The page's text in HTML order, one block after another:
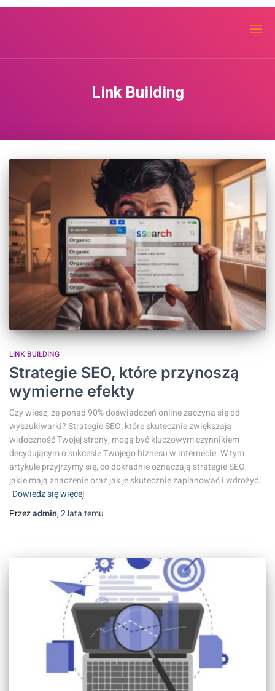
Link Building
LINK BUILDING
Strategie SEO, które przynoszą
wymierne efekty
Czy wiesz, że ponad 90% doświadczeń online zaczyna się od
wyszukiwarki? Strategie SEO, które skutecznie zwiększają
widoczność Twojej strony, mogą być kluczowym czynnikiem
decydującym o sukcesie Twojego biznesu w internecie. W tym
artykule przyjrzymy się, co dokładnie oznaczają strategie SEO,
jakie mają znaczenie oraz jak je skutecznie zaplanować i wdrożyć.
Dowiedz się więcej
Przezadmin,2 latatemu